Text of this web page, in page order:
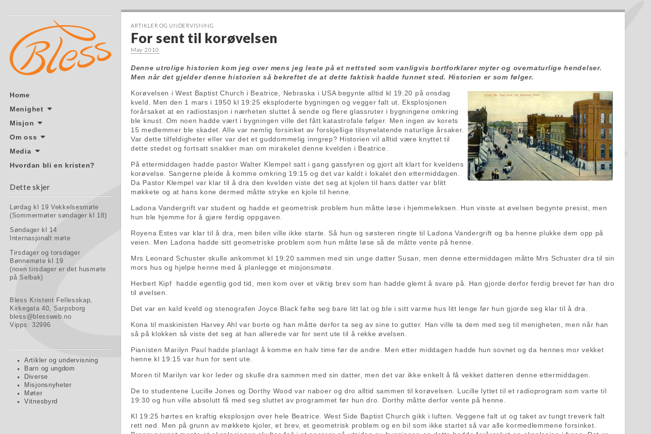
Main menu
Skip to content
Home
Menighet
Misjon
Om oss
Media
Hvordan bli en kristen?
Dette skjer
Lørdag kl 19 Vekkelsesmøte
(Sommermøter søndager kl 18)
Søndager kl 14
Internasjonalt møte
Tirsdager og torsdager
Bønnemøte kl 19
(noen tirsdager er det husmøte
på Selbak)
Bless Kristent Fellesskap,
Kirkegata 40, Sarpsborg
bless@blessweb.no
Vipps: 32996
Artikler og undervisning
Barn og ungdom
Diverse
Misjonsnyheter
Møter
Vitnesbyrd
ARTIKLER OG UNDERVISNING
For sent til korøvelsen
May 2010
Denne utrolige historien kom jeg over mens jeg leste på et nettsted som vanligvis bortforklarer myter og overnaturlige hendelser.
Men når det gjelder denne historien så bekreftet de at dette faktisk hadde funnet sted. Historien er som følger.
Korøvelsen i West Baptist Church i Beatrice, Nebraska i USA begynte alltid kl 19:20 på onsdag
kveld. Men den 1 mars i 1950 kl 19:25 eksploderte bygningen og vegger falt ut. Eksplosjonen
forårsaket at en radiostasjon i nærheten sluttet å sende og flere glassruter i bygningene omkring
ble knust. Om noen hadde vært i bygningen ville det fått katastrofale følger. Men ingen av korets
15 medlemmer ble skadet. Alle var nemlig forsinket av forskjellige tilsynelatende naturlige årsaker.
Var dette tilfeldigheter eller var det et guddommelig inngrep? Historien vil alltid være knyttet til
dette stedet og fortsatt snakker man om mirakelet denne kvelden i Beatrice.
På ettermiddagen hadde pastor Walter Klempel satt i gang gassfyren og gjort alt klart for kveldens
korøvelse. Sangerne pleide å komme omkring 19:15 og det var kaldt i lokalet den ettermiddagen.
Da Pastor Klempel var klar til å dra den kvelden viste det seg at kjolen til hans datter var blitt
møkkete og at hans kone dermed måtte stryke en kjole til henne.
Ladona Vandergrift var student og hadde et geometrisk problem hun måtte løse i hjemmeleksen. Hun visste at øvelsen begynte presist, men
hun ble hjemme for å gjøre ferdig oppgaven.
Royena Estes var klar til å dra, men bilen ville ikke starte. Så hun og søsteren ringte til Ladona Vandergrift og ba henne plukke dem opp på
veien. Men Ladona hadde sitt geometriske problem som hun måtte løse så de måtte vente på henne.
Mrs Leonard Schuster skulle ankommet kl 19:20 sammen med sin unge datter Susan, men denne ettermiddagen måtte Mrs Schuster dra til sin
mors hus og hjelpe henne med å planlegge et misjonsmøte.
Herbert Kipf hadde egentlig god tid, men kom over et viktig brev som han hadde glemt å svare på. Han gjorde derfor ferdig brevet før han dro
til øvelsen.
Det var en kald kveld og stenografen Joyce Black følte seg bare litt lat og ble i sitt varme hus litt lenge før hun gjorde seg klar til å dra.
Kona til maskinisten Harvey Ahl var borte og han måtte derfor ta seg av sine to gutter. Han ville ta dem med seg til menigheten, men når han
så på klokken så viste det seg at han allerede var for sent ute til å rekke øvelsen.
Pianisten Marilyn Paul hadde planlagt å komme en halv time før de andre. Men etter middagen hadde hun sovnet og da hennes mor vekket
henne kl 19:15 var hun for sent ute.
Moren til Marilyn var kor leder og skulle dra sammen med sin datter, men det var ikke enkelt å få vekket datteren denne ettermiddagen.
De to studentene Lucille Jones og Dorthy Wood var naboer og dro alltid sammen til korøvelsen. Lucille lyttet til et radioprogram som varte til
19:30 og hun ville absolutt få med seg sluttet av programmet før hun dro. Dorthy måtte derfor vente på henne.
Kl 19:25 hørtes en kraftig eksplosjon over hele Beatrice. West Side Baptist Church gikk i luften. Veggene falt ut og taket av tungt treverk falt
rett ned. Men på grunn av møkkete kjoler, et brev, et geometrisk problem og en bil som ikke startet så var alle kormedlemmene forsinket.